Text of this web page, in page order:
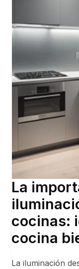
La
cocinas:
cocina
La iluminación